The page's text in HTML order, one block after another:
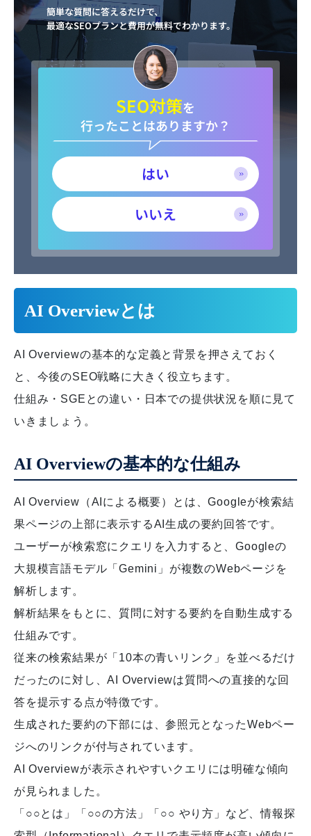
簡単な質問に答えるだけで、
最適なSEOプランと費用が無料でわかります。
SEO対策を
行ったことはありますか？
はい
いいえ
AI Overviewとは
AI Overviewの基本的な定義と背景を押さえておく
と、今後のSEO戦略に大きく役立ちます。
仕組み・SGEとの違い・日本での提供状況を順に見て
いきましょう。
AI Overviewの基本的な仕組み
AI Overview（AIによる概要）とは、Googleが検索結
果ページの上部に表示するAI生成の要約回答です。
ユーザーが検索窓にクエリを入力すると、Googleの
大規模言語モデル「Gemini」が複数のWebページを
解析します。
解析結果をもとに、質問に対する要約を自動生成する
仕組みです。
従来の検索結果が「10本の青いリンク」を並べるだけ
だったのに対し、AI Overviewは質問への直接的な回
答を提示する点が特徴です。
生成された要約の下部には、参照元となったWebペー
ジへのリンクが付与されています。
AI Overviewが表示されやすいクエリには明確な傾向
が見られました。
「○○とは」「○○の方法」「○○ やり方」など、情報探